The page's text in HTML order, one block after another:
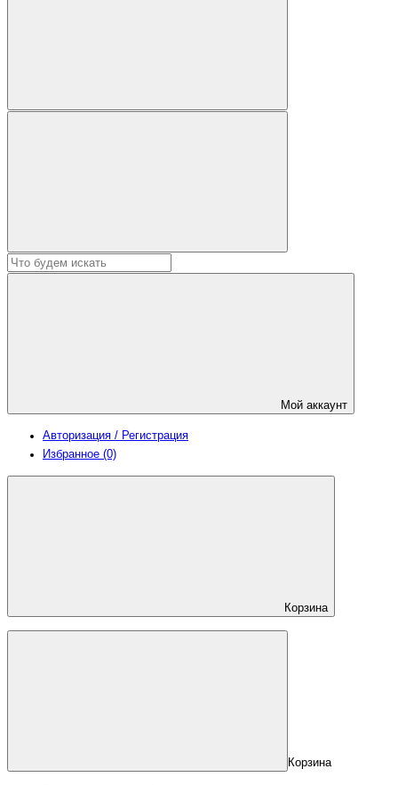
Мой аккаунт
Авторизация / Регистрация
Избранное (0)
Корзина
Корзина